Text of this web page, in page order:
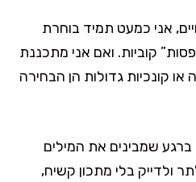
אני כמעט תמיד בוחרת
קוביות. ואם אני מתכננת
או קונכיות גדולות הן הבחירה
שמבינים את המילים
ולדייק בלי מתכון קשיח,